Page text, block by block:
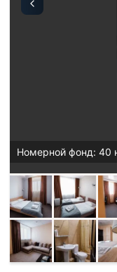
Номерной фонд: 40